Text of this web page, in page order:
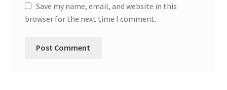
Save my name, email, and website in this
browser for the next time I comment.